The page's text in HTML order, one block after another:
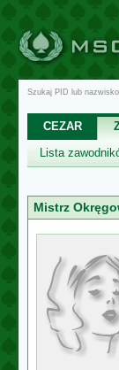
Szukaj PID lub
CEZAR
Lista
Mistrz